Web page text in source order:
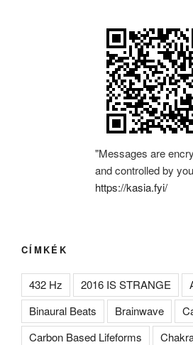
"Messages are
and controlled by
https://kasia.fyi/
CÍMKÉK
432 Hz 2016 IS STRANGE
Binaural Beats
Brainwave
Carbon Based Lifeforms